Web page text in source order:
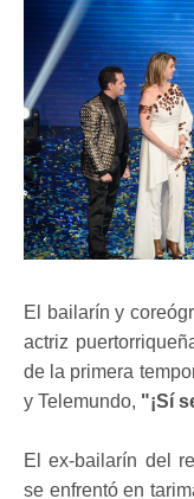
El bailarín y
actriz
de la primera
y Telemundo, "¡Sí
El ex-bailarín del
se enfrentó en